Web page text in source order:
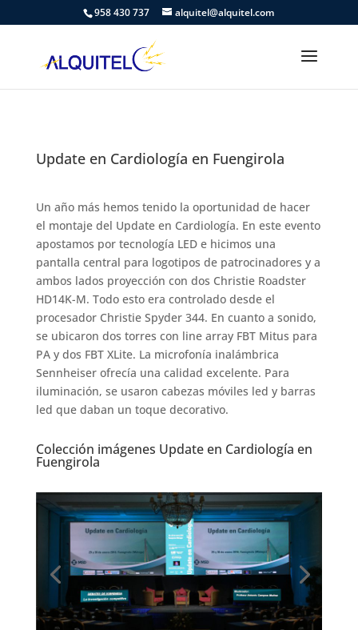
958 430 737 alquitel@alquitel.com
Update en Cardiología en Fuengirola
Un año más hemos tenido la oportunidad de hacer
el montaje del Update en Cardiología. En este evento
apostamos por tecnología LED e hicimos una
pantalla central para logotipos de patrocinadores y a
ambos lados proyección con dos Christie Roadster
HD14K-M. Todo esto era controlado desde el
procesador Christie Spyder 344. En cuanto a sonido,
se ubicaron dos torres con line array FBT Mitus para
PA y dos FBT XLite. La microfonía inalámbrica
Sennheiser ofrecía una calidad excelente. Para
iluminación, se usaron cabezas móviles led y barras
led que daban un toque decorativo.
Colección imágenes Update en Cardiología en
Fuengirola